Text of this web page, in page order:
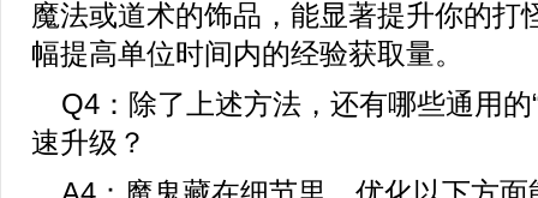
魔法或道术的饰品，能显著提升你的打
幅提高单位时间内的经验获取量。
Q4：除了上述方法，还有哪些通用的
速升级？